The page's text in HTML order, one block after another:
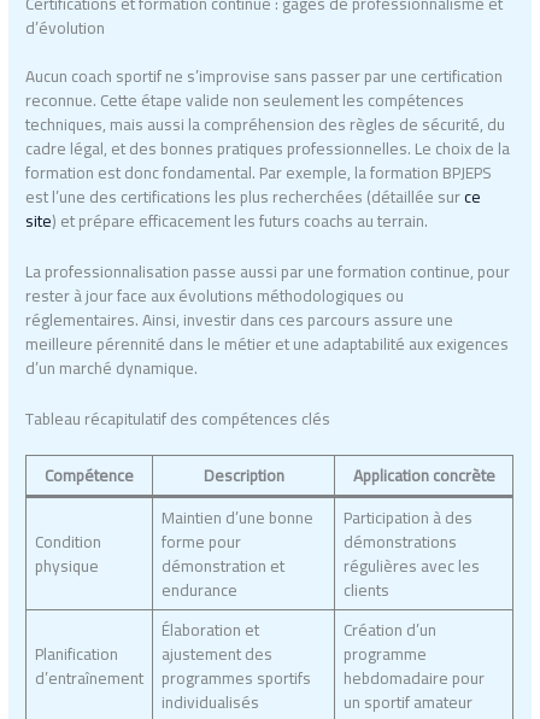
d’évolution
Aucun coach sportif ne s’improvise sans passer par une certification
reconnue. Cette étape valide non seulement les compétences
techniques, mais aussi la compréhension des règles de sécurité, du
cadre légal, et des bonnes pratiques professionnelles. Le choix de la
formation est donc fondamental. Par exemple, la formation BPJEPS
est l’une des certifications les plus recherchées (détaillée surce
site) et prépare efficacement les futurs coachs au terrain.
La professionnalisation passe aussi par une formation continue, pour
rester à jour face aux évolutions méthodologiques ou
réglementaires. Ainsi, investir dans ces parcours assure une
meilleure pérennité dans le métier et une adaptabilité aux exigences
d’un marché dynamique.
Tableau récapitulatif des compétences clés
Compétence
Description Application concrète
Condition
physique
Maintien d’une bonne
forme pour
démonstration et
endurance
Participation à des
démonstrations
régulières avec les
clients
Planification
d’entraînement
Élaboration et
ajustement des
programmes sportifs
individualisés
Création d’un
programme
hebdomadaire pour
un sportif amateur